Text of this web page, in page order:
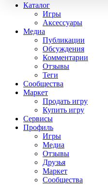
Каталог
Игры
Аксессуары
Медиа
Публикации
Обсуждения
Комментарии
Отзывы
Теги
Сообщества
Маркет
Продать игру
Купить игру
Сервисы
Профиль
Игры
Медиа
Отзывы
Друзья
Маркет
Сообщества